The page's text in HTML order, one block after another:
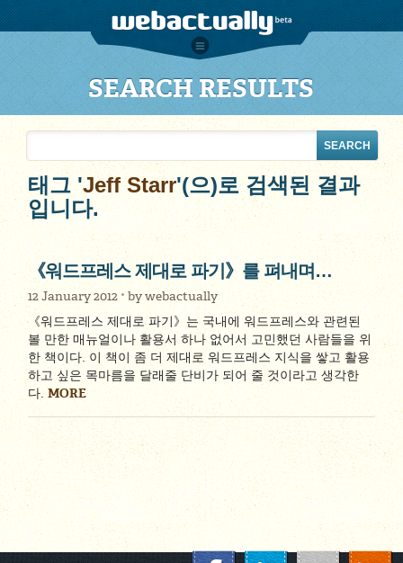
SEARCH RESULTS
태그 'Jeff Starr'(으)로 검색된 결과
입니다.
《워드프레스 제대로 파기》를 펴내며…
12 January 2012 bywebactually
《워드프레스 제대로 파기》는 국내에 워드프레스와 관련된
볼 만한 매뉴얼이나 활용서 하나 없어서 고민했던 사람들을 위
한 책이다. 이 책이 좀 더 제대로 워드프레스 지식을 쌓고 활용
하고 싶은 목마름을 달래줄 단비가 되어 줄 것이라고 생각한
다.MORE